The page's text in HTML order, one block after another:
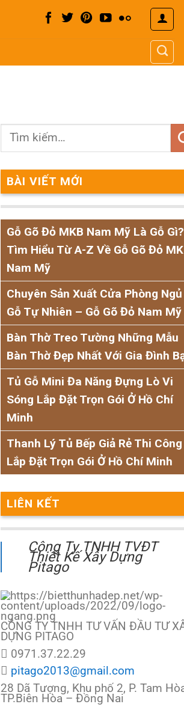
BÀI VIẾT MỚI
Gỗ Gõ Đỏ MKB Nam Mỹ Là Gỗ Gì?
Tìm Hiểu Từ A-Z Về Gỗ Gõ Đỏ
Nam Mỹ
Chuyên Sản Xuất Cửa Phòng Ngủ
Gỗ Tự Nhiên – Gỗ Gõ Đỏ Nam Mỹ
Bàn Thờ Treo Tường Những Mẫu
Bàn Thờ Đẹp Nhất Với Gia Đình
Tủ Gỗ Mini Đa Năng Đựng Lò Vi
Sóng Lắp Đặt Trọn Gói Ở Hồ Chí
Minh
Thanh Lý Tủ Bếp Giả Rẻ Thi Công
Lắp Đặt Trọn Gói Ở Hồ Chí Minh
LIÊN KẾT
Công Ty TNHH TVĐT
Thiết Kế Xây Dựng
Pitago
CÔNG TY TNHH TƯ VẤN ĐẦU TƯ
DỰNG PITAGO
0971.37.22.29
pitago2013@gmail.com
28 Dã Tượng, Khu phố 2, P. Tam
TP.Biên Hòa – Đồng Nai